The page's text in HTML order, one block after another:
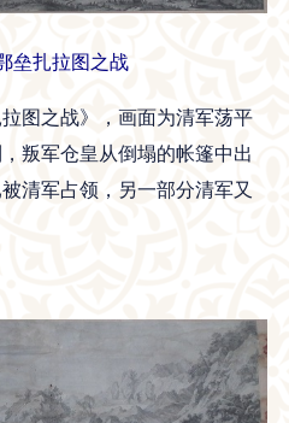
垒扎拉图之战
图之战》，画面为清军荡平
叛军仓皇从倒塌的帐篷中出
清军占领，另一部分清军又